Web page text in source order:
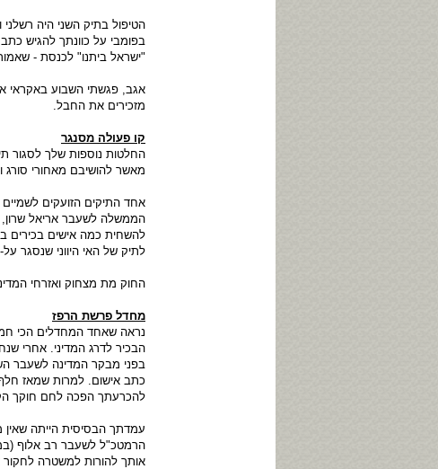
הטיפול בתיק השני היה
בפומבי על כוונתך להגיש
"ישראל ביתנו" לכנסת -
אגב, פגשתי השבוע באקראי את
מזכירים את החבל.
קו פעולה מסנגר
החלטות נוספות שלך לסגור
מאשר להושיבם מאחורי סורג
אחד התיקים הזועקים
להשחית כמה אישים בכירים
לתיק של האי היווני שנסגר על-
החוק מת מצחוק ואזרחי
מחדל פרשת הרפז
נראה שאחד המחדלים הכי
הבכיר לדרג המדיני. אחרי
בפני מבקר המדינה לשעבר
כתב אישום. למרות שמאז
להכרעתך הפכה לחם חוקך
עמדתך הבסיסית הייתה
הרמטכ"ל לשעבר רב אלוף
אותך להורות למשטרה